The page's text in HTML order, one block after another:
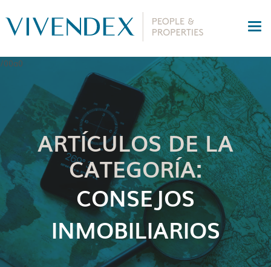
ARTÍCULOS DE LA
CATEGORÍA:
CONSEJOS
INMOBILIARIOS